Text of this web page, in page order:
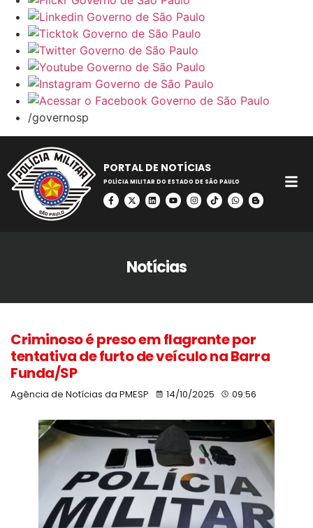
/governosp
PORTAL DE NOTÍCIAS
POLÍCIA MILITAR DO ESTADO DE SÃO PAULO
Notícias
Criminoso é preso em flagrante por
tentativa de furto de veículo na Barra
Funda/SP
Agência de Notícias da PMESP 14/10/2025 09:56